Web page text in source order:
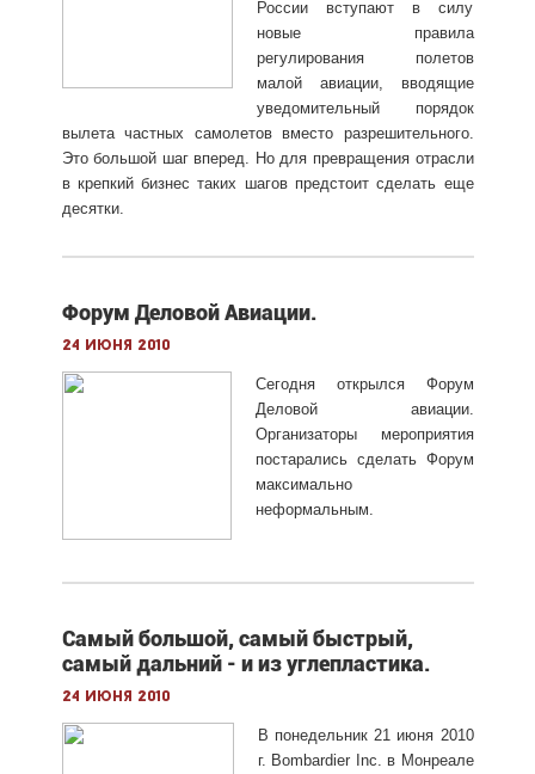
России вступают в силу
новые правила
регулирования полетов
малой авиации, вводящие
уведомительный порядок
вылета частных самолетов вместо разрешительного.
Это большой шаг вперед. Но для превращения отрасли
в крепкий бизнес таких шагов предстоит сделать еще
десятки.
Форум Деловой Авиации.
24 июня 2010
Сегодня открылся Форум
Деловой авиации.
Организаторы мероприятия
постарались сделать Форум
максимально
неформальным.
Самый большой, самый быстрый,
самый дальний - и из углепластика.
24 июня 2010
В понедельник 21 июня 2010
г. Bombardier Inc. в Монреале